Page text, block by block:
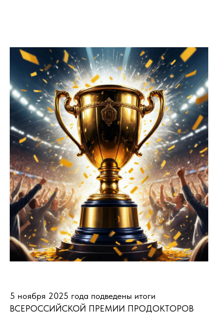
5 ноября 2025 года подведены итоги
ВСЕРОССИЙСКОЙ ПРЕМИИ ПРОДОКТОРОВ